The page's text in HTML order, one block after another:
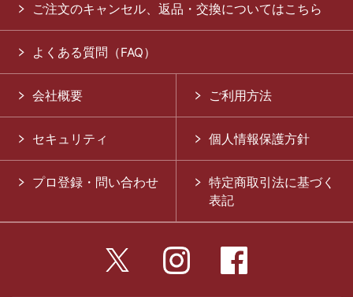
ご注文のキャンセル、返品・交換についてはこちら
よくある質問（FAQ）
会社概要 ご利用方法
セキュリティ 個人情報保護方針
プロ登録・問い合わせ
特定商取引法に基づく
表記